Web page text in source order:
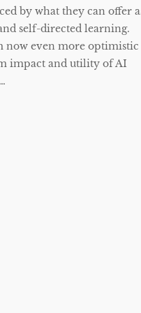
by what they can offer
self-directed learning.
now even more optimistic
impact and utility of AI